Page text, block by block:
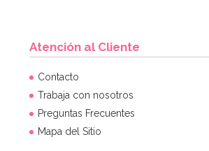
Cápsulas para Cupcakes Hombre de Nieve
2,60€
Atención al Cliente
Contacto
Trabaja con nosotros
Preguntas Frecuentes
Mapa del Sitio